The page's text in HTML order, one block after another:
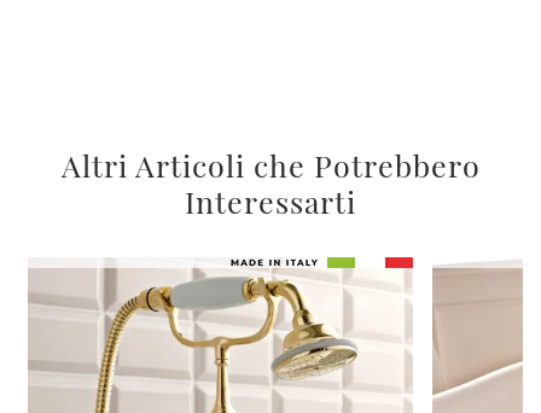
Altri Articoli che Potrebbero
Interessarti